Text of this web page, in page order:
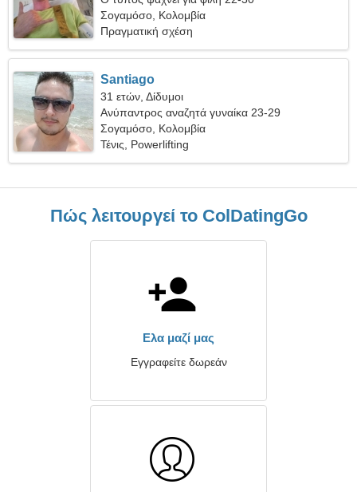
Σογαμόσο, Κολομβία
Πραγματική σχέση
Santiago
31 ετών, Δίδυμοι
Ανύπαντρος αναζητά γυναίκα 23-29
Σογαμόσο, Κολομβία
Τένις, Powerlifting
Πώς λειτουργεί το ColDatingGo
Ελα μαζί μας
Εγγραφείτε δωρεάν